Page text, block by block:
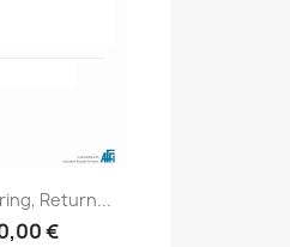
Return...
€